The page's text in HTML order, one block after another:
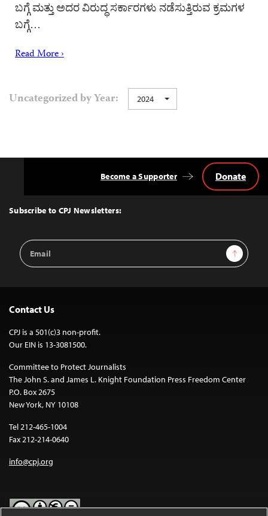
ಬಗ್ಗೆ ಮತ್ತು ಅದರ ವಿರುದ್ಧ ಸರ್ಕಾರಗಳು ನಡೆಸುತ್ತಿರುವ ಕ್ರಮಗಳ
ಬಗ್ಗೆ…
Read More ›
Uncategorized by Year: 2024
Top
Subscribe to CPJ Newsletters:
Email
Address
Sign Up
Become a Supporter Donate
Contact Us
CPJ is a 501(c)3 non-profit.
Our EIN is 13-3081500.
Committee to Protect Journalists
The John S. and James L. Knight Foundation Press Freedom Center
P.O. Box 2675
New York, NY 10108
Tel 212-465-1004
Fax 212-214-0640
info@cpj.org